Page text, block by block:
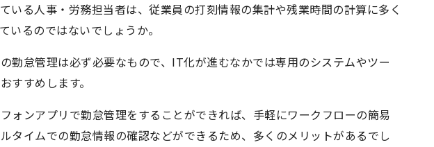
いる人事・労務担当者は、従業員の打刻情報の集計や残業時間の計算に多く
いるのではないでしょうか。
勤怠管理は必ず必要なもので、IT化が進むなかでは専用のシステムやツー
すすめします。
ォンアプリで勤怠管理をすることができれば、手軽にワークフローの簡易
タイムでの勤怠情報の確認などができるため、多くのメリットがあるでし